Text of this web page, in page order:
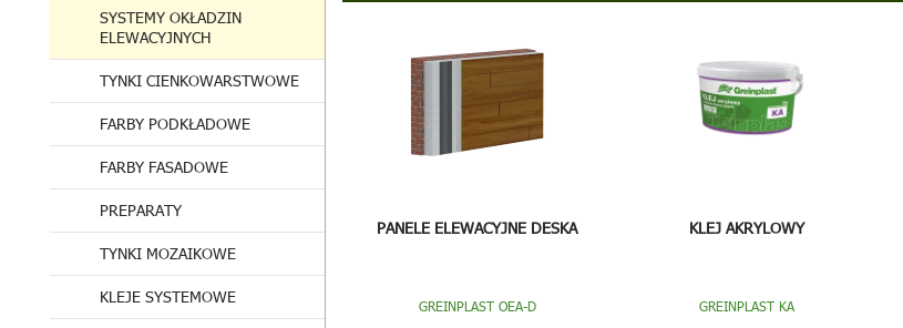
SYSTEMY OKŁADZIN
ELEWACYJNYCH
TYNKI CIENKOWARSTWOWE
FARBY PODKŁADOWE
FARBY FASADOWE
PREPARATY
TYNKI MOZAIKOWE
KLEJE SYSTEMOWE
PANELE ELEWACYJNE DESKA
GREINPLAST OEA-D
KLEJ AKRYLOWY
GREINPLAST KA